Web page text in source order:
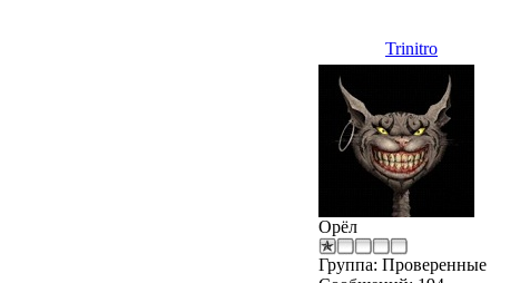
Trinitro
Орёл
Группа: Проверенные